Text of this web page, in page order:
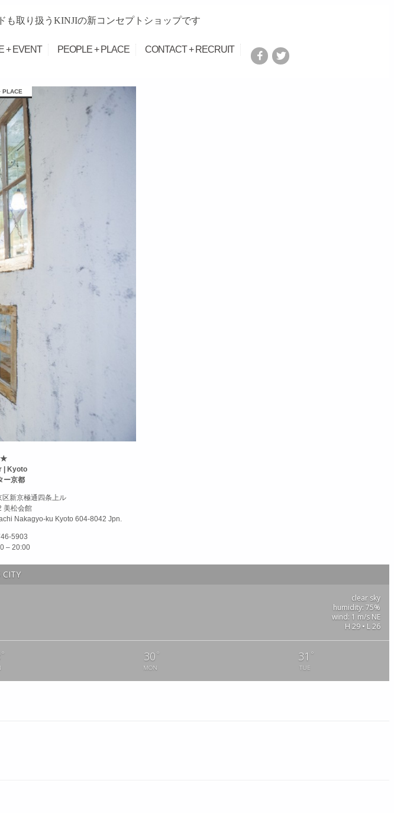
も取り扱うKINJIの新コンセプトショップです
+ EVENT PEOPLE + PLACE CONTACT + RECRUIT
PLACE
| Kyoto
ー京都
新京極通四条上ル
美松会館
Nakagyo-ku Kyoto 604-8042 Jpn.
5903
– 20:00
CITY
clear sky
humidity: 75%
wind: 1 m/s NE
H 29 • L 26
° 30 °
MON
31 °
TUE